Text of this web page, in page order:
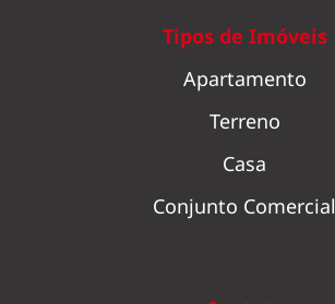
Tipos de Imóveis
Apartamento
Terreno
Casa
Conjunto Comercial